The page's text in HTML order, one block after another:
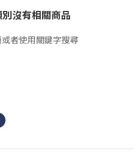
沒有相關商品
者使用關鍵字搜尋